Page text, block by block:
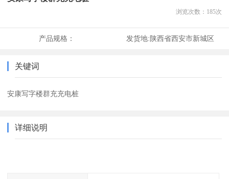
浏览次数： 185次
产品规格： 发货地:陕西省西安市新城区
关键词
安康写字楼群充充电桩
详细说明